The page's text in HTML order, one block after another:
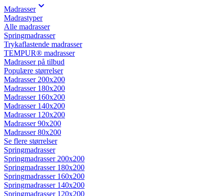
Madrasser
Madrastyper
Alle madrasser
Springmadrasser
Trykaflastende madrasser
TEMPUR® madrasser
Madrasser på tilbud
Populære størrelser
Madrasser 200x200
Madrasser 180x200
Madrasser 160x200
Madrasser 140x200
Madrasser 120x200
Madrasser 90x200
Madrasser 80x200
Se flere størrelser
Springmadrasser
Springmadrasser 200x200
Springmadrasser 180x200
Springmadrasser 160x200
Springmadrasser 140x200
Springmadrasser 120x200